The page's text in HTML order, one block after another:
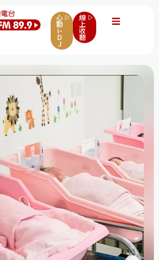
心
動
i-
D
J
線
上
收
聽